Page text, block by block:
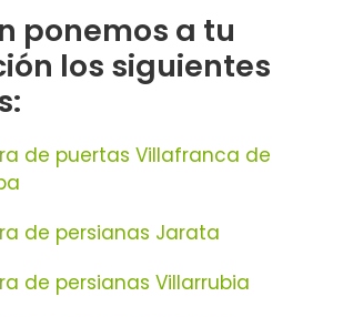
ponemos a tu
los siguientes
de puertas Villafranca de
de persianas Jarata
de persianas Villarrubia